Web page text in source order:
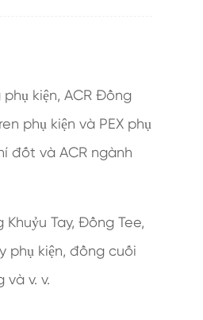
kiện, ACR Đồng
phụ kiện và PEX phụ
đốt và ACR ngành
Tay, Đồng Tee,
phụ kiện, đồng cuối
v. v.